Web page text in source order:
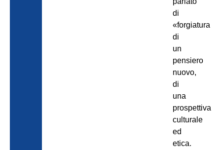
di
«forgiatura
di
un
pensiero
nuovo,
di
una
prospettiva
culturale
ed
etica.